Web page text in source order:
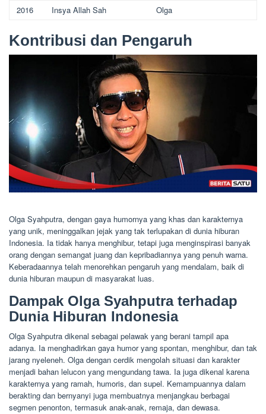
2016
Insya Allah Sah Olga
Kontribusi dan Pengaruh
Olga Syahputra, dengan gaya humornya yang khas dan karakternya
yang unik, meninggalkan jejak yang tak terlupakan di dunia hiburan
Indonesia. Ia tidak hanya menghibur, tetapi juga menginspirasi banyak
orang dengan semangat juang dan kepribadiannya yang penuh warna.
Keberadaannya telah menorehkan pengaruh yang mendalam, baik di
dunia hiburan maupun di masyarakat luas.
Dampak Olga Syahputra terhadap
Dunia Hiburan Indonesia
Olga Syahputra dikenal sebagai pelawak yang berani tampil apa
adanya. Ia menghadirkan gaya humor yang spontan, menghibur, dan tak
jarang nyeleneh. Olga dengan cerdik mengolah situasi dan karakter
menjadi bahan lelucon yang mengundang tawa. Ia juga dikenal karena
karakternya yang ramah, humoris, dan supel. Kemampuannya dalam
berakting dan bernyanyi juga membuatnya menjangkau berbagai
segmen penonton, termasuk anak-anak, remaja, dan dewasa.